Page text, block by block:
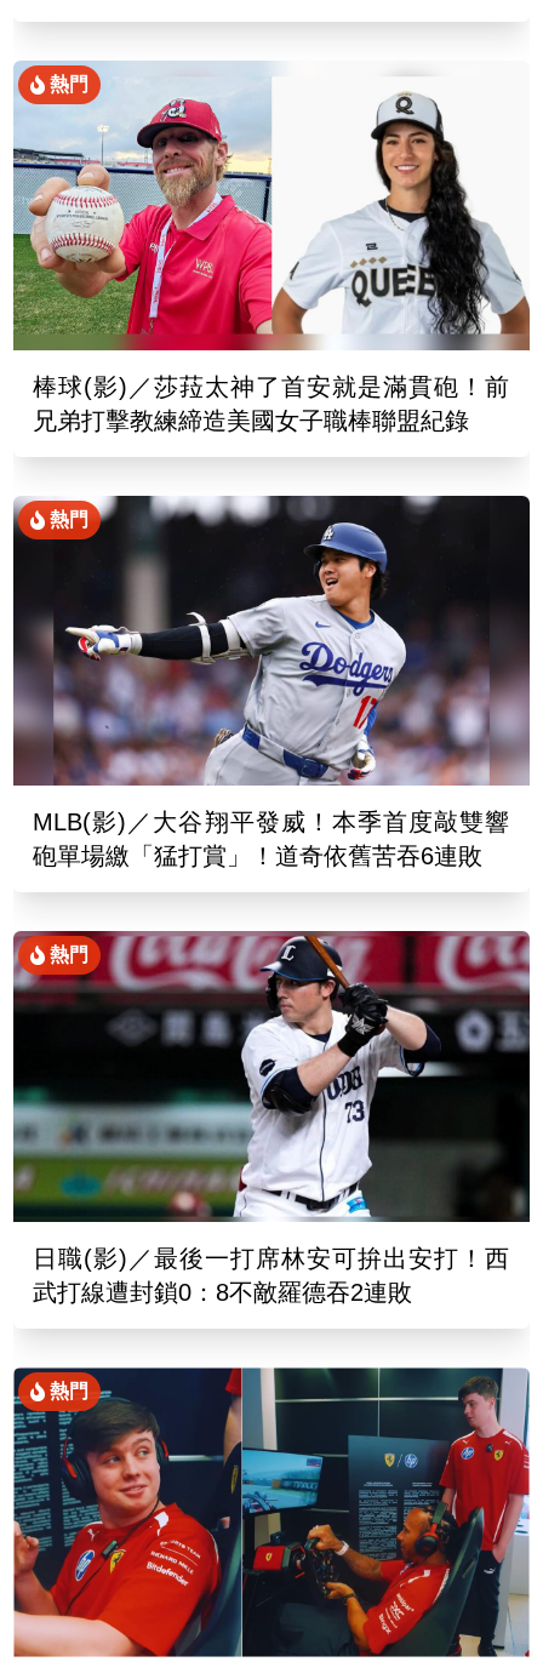
熱門
棒球(影)／莎菈太神了首安就是滿貫砲！前
兄弟打擊教練締造美國女子職棒聯盟紀錄
熱門
MLB(影)／大谷翔平發威！本季首度敲雙響
砲單場繳「猛打賞」！道奇依舊苦吞6連敗
熱門
日職(影)／最後一打席林安可拚出安打！西
武打線遭封鎖0：8不敵羅德吞2連敗
熱門